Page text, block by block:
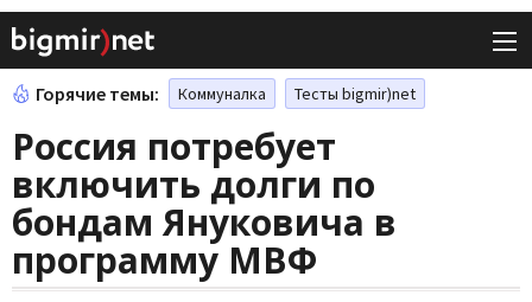
Горячие темы: Коммуналка Тесты bigmir)net
Россия потребует
включить долги по
бондам Януковича в
программу МВФ